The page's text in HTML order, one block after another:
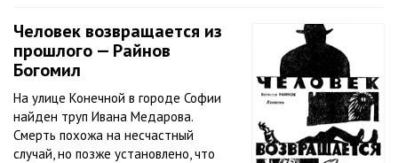
Человек возвращается из
прошлого — Райнов
Богомил
На улице Конечной в городе Софии
найден труп Ивана Медарова.
Смерть похожа на несчастный
случай, но позже установлено, что